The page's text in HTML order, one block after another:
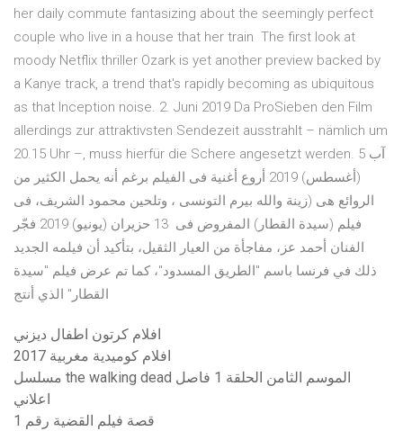
her daily commute fantasizing about the seemingly perfect
couple who live in a house that her train The first look at
moody Netflix thriller Ozark is yet another preview backed by
a Kanye track, a trend that's rapidly becoming as ubiquitous
as that Inception noise. 2. Juni 2019 Da ProSieben den Film
allerdings zur attraktivsten Sendezeit ausstrahlt – nämlich um
20.15 Uhr –, muss hierfür die Schere angesetzt werden. 5 آب
(أغسطس) 2019 أروع أغنية فى الفيلم برغم أنه يحمل الكثير من
الروائع هى (زينة والله بيرم التونسى ، وتلحين محمود الشريف، فى
فيلم (سيدة القطار) المفروض فى 13 حزيران (يونيو) 2019 فجّر
الفنان أحمد عز، مفاجأة من العيار الثقيل، بتأكيد أن فيلمه الجديد
ذلك في فرنسا باسم "الطريق المسدود"، كما تم عرض فيلم "سيدة
افلام كرتون اطفال ديزني
افلام كوميدية مغربية 2017
مسلسل the walking dead الموسم الثامن الحلقة 1 فاصل
اعلاني
قصة فيلم القضية رقم 1